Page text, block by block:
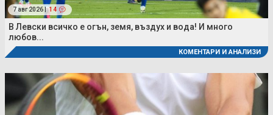
7 авг 2026 | 14
В Левски всичко е огън, земя, въздух и вода! И много
любов...
КОМЕНТАРИ И АНАЛИЗИ